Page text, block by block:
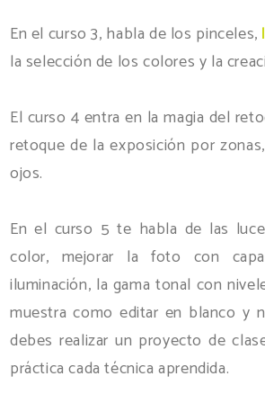
En el curso 3, habla de los pinceles,
la selección de los colores y la
El curso 4 entra en la magia del
retoque de la exposición por
ojos.
En el curso 5 te habla de las
color, mejorar la foto con
iluminación, la gama tonal con
muestra como editar en blanco y
debes realizar un proyecto de
práctica cada técnica aprendida.